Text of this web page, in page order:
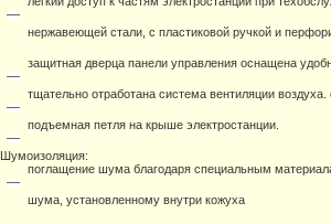
легкий доступ к частям электростанции при
нержавеющей стали, с пластиковой ручкой и
защитная дверца панели управления оснащена
тщательно отработана система вентиляции
подъемная петля на крыше электростанции.
Шумоизоляция:
поглащение шума благодаря специальным
шума, установленному внутри кожуха